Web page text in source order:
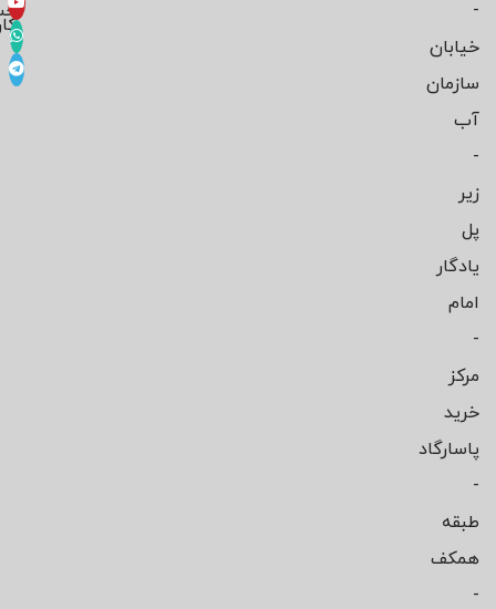
-
خیابان
سازمان
آب
-
زیر
پل
یادگار
امام
-
مرکز
خرید
پاسارگاد
-
طبقه
همکف
-